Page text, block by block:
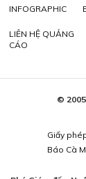
INFOGRAPHIC
LIÊN HỆ QUẢNG
CÁO
©
Giấy
Báo Cà